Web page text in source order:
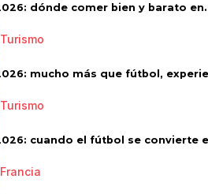
dónde comer bien y barato
Turismo
mucho más que fútbol,
Turismo
cuando el fútbol se convierte
Francia